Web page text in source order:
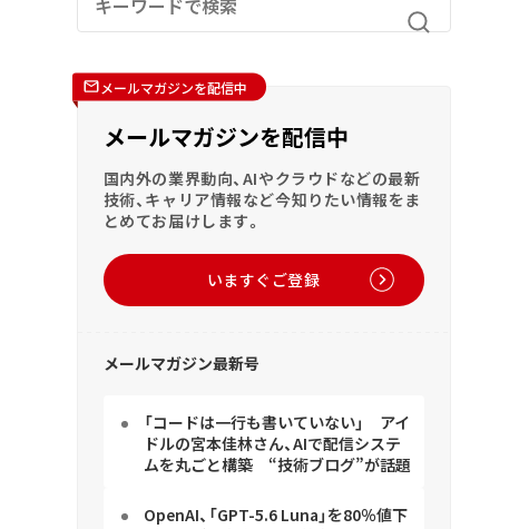
メールマガジンを配信中
メールマガジンを配信中
国内外の業界動向、AIやクラウドなどの最新
技術、キャリア情報など今知りたい情報をま
とめてお届けします。
いますぐご登録
メールマガジン最新号
「コードは一行も書いていない」 アイ
ドルの宮本佳林さん、AIで配信システ
ムを丸ごと構築 “技術ブログ”が話題
OpenAI、「GPT-5.6 Luna」を80％値下